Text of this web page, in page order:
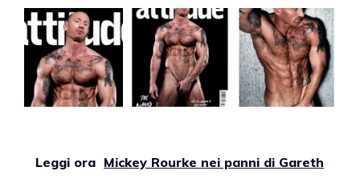
Leggi ora Mickey Rourke nei panni di Gareth